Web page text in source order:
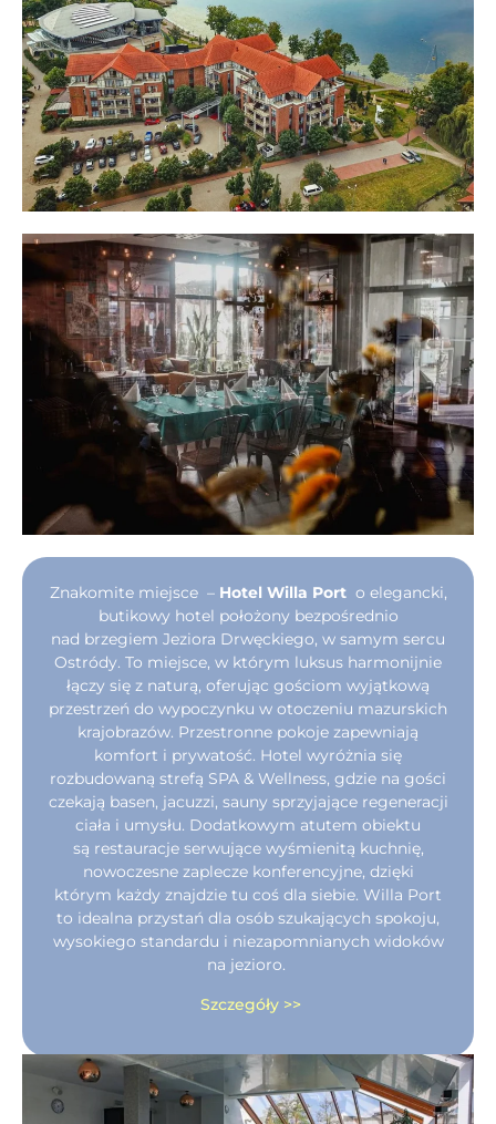
Znakomite miejsce – Hotel Willa Porto elegancki,
butikowy hotel położony bezpośrednio
nad brzegiem Jeziora Drwęckiego, w samym sercu
Ostródy. To miejsce, w którym luksus harmonijnie
łączy się z naturą, oferując gościom wyjątkową
przestrzeń do wypoczynku w otoczeniu mazurskich
krajobrazów. Przestronne pokoje zapewniają
komfort i prywatość. Hotel wyróżnia się
rozbudowaną strefą SPA & Wellness, gdzie na gości
czekają basen, jacuzzi, sauny sprzyjające regeneracji
ciała i umysłu. Dodatkowym atutem obiektu
są restauracje serwujące wyśmienitą kuchnię,
nowoczesne zaplecze konferencyjne, dzięki
którym każdy znajdzie tu coś dla siebie. Willa Port
to idealna przystań dla osób szukających spokoju,
wysokiego standardu i niezapomnianych widoków
na jezioro.
Szczegóły >>